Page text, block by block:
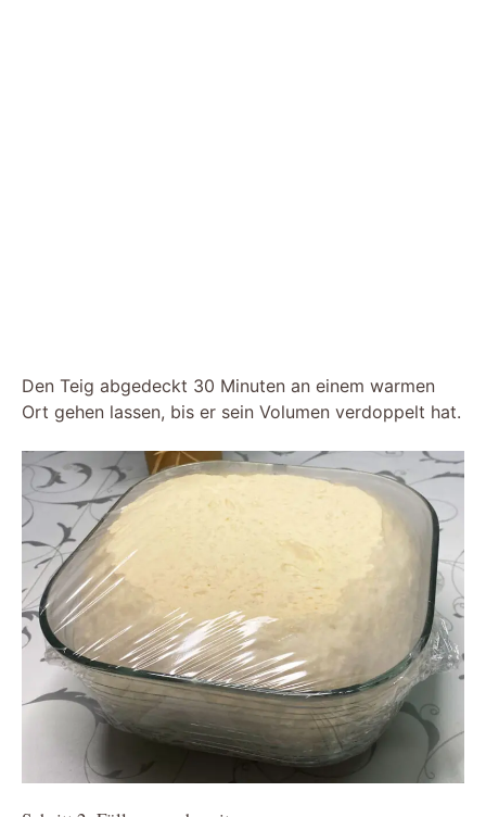
Den Teig abgedeckt 30 Minuten an einem warmen
Ort gehen lassen, bis er sein Volumen verdoppelt hat.